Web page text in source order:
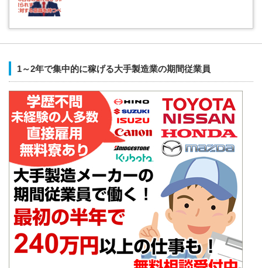
1～2年で集中的に稼げる大手製造業の期間従業員